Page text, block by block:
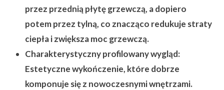
przez przednią płytę grzewczą, a dopiero
potem przez tylną, co znacząco redukuje straty
ciepła i zwiększa moc grzewczą.
Charakterystyczny profilowany wygląd:
Estetyczne wykończenie, które dobrze
komponuje się z nowoczesnymi wnętrzami.